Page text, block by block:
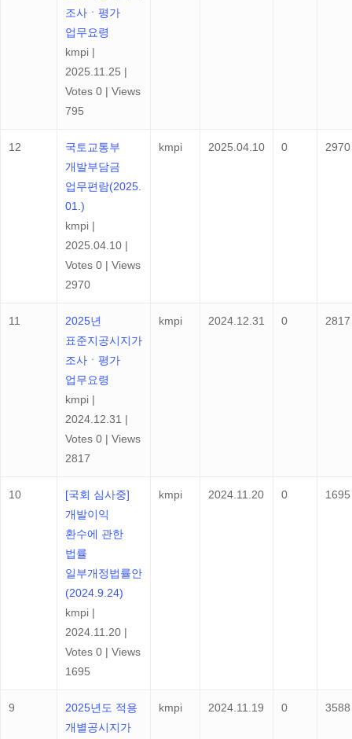
조사ㆍ평가
업무요령
kmpi |
2025.11.25 |
Votes 0 | Views
795
12
국토교통부
개발부담금
업무편람(2025.
01.)
kmpi |
2025.04.10 |
Votes 0 | Views
2970
kmpi 2025.04.10 0 2970
11
2025년
표준지공시지가
조사ㆍ평가
업무요령
kmpi |
2024.12.31 |
Votes 0 | Views
2817
kmpi 2024.12.31 0 2817
10
[국회 심사중]
개발이익
환수에 관한
법률
일부개정법률안
(2024.9.24)
kmpi |
2024.11.20 |
Votes 0 | Views
1695
kmpi 2024.11.20 0 1695
9
2025년도 적용
개별공시지가
kmpi 2024.11.19 0 3588